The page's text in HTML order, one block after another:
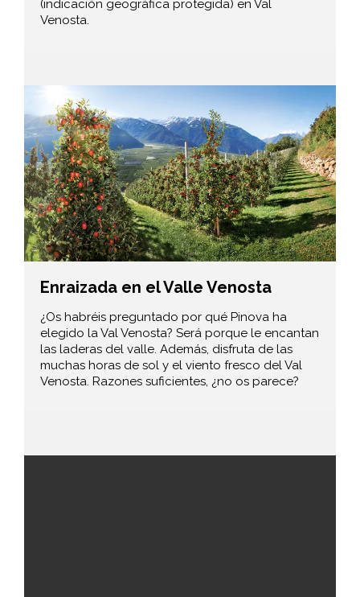
(indicación geográfica protegida) en Val
Venosta.
Enraizada en el Valle Venosta
¿Os habréis preguntado por qué Pinova ha
elegido la Val Venosta? Será porque le encantan
las laderas del valle. Además, disfruta de las
muchas horas de sol y el viento fresco del Val
Venosta. Razones suficientes, ¿no os parece?